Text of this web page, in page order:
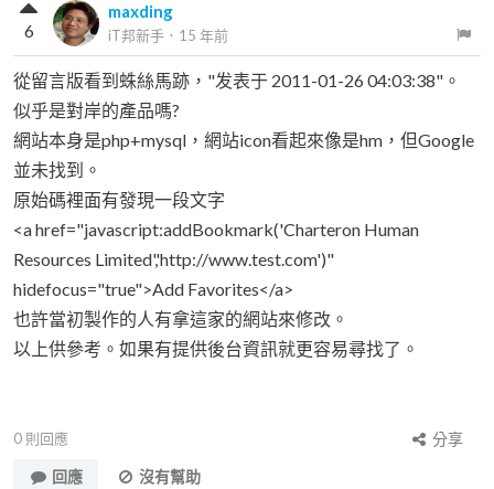
maxding
iT邦新手 ． 15 年前
6
從留言版看到蛛絲馬跡，"发表于 2011-01-26 04:03:38"。
似乎是對岸的產品嗎?
網站本身是php+mysql，網站icon看起來像是hm，但Google
並未找到。
原始碼裡面有發現一段文字
<a href="javascript:addBookmark('Charteron Human
Resources Limited','http://www.test.com')"
hidefocus="true">Add Favorites</a>
也許當初製作的人有拿這家的網站來修改。
以上供參考。如果有提供後台資訊就更容易尋找了。
0 則回應
分享
回應
沒有幫助